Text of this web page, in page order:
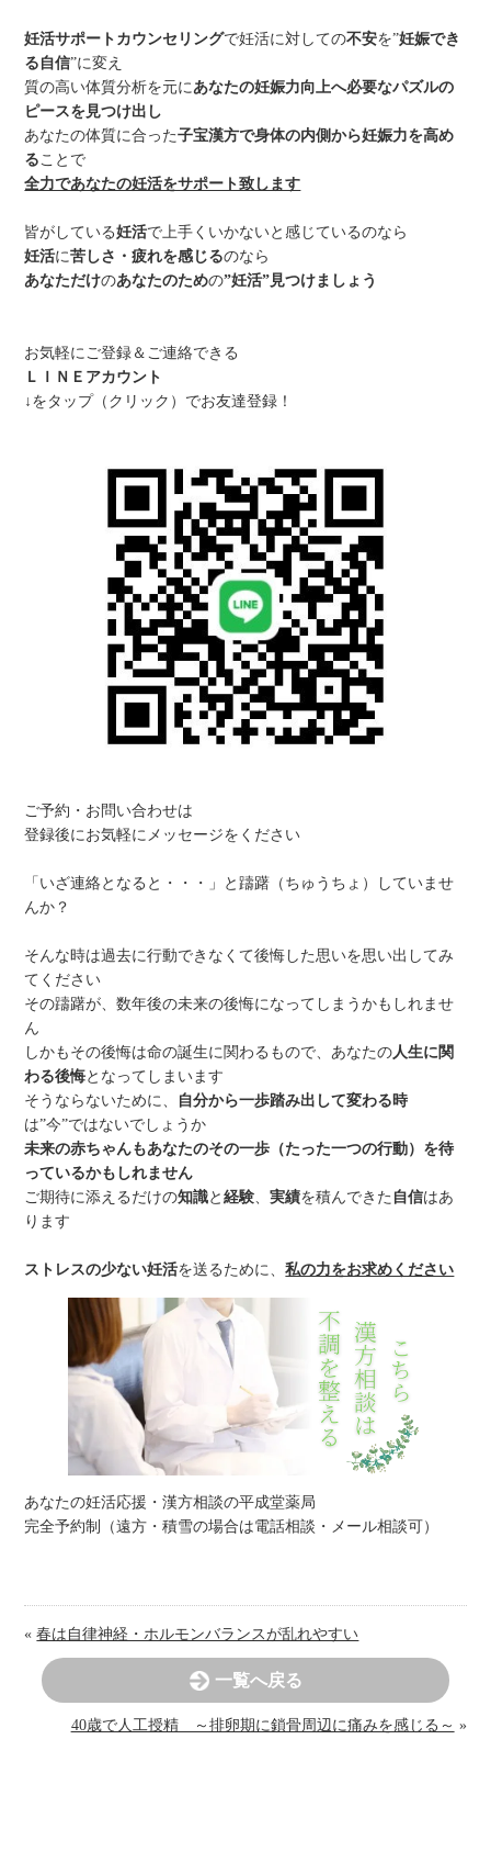
妊活サポートカウンセリングで妊活に対しての不安を”妊娠でき
る自信”に変え
質の高い体質分析を元に あなたの妊娠力向上へ必要なパズルの
ピースを見つけ出し
あなたの体質に合った子宝漢方で身体の内側から妊娠力を高め
る ことで
全力であなたの妊活をサポート致します
皆がしている妊活で上手くいかないと感じているのなら
妊活に苦しさ・疲れを感じるのなら
あなただけのあなたのための”妊活”見つけましょう
お気軽にご登録＆ご連絡できる
ＬＩＮＥアカウント
↓をタップ（クリック）でお友達登録！
ご予約・お問い合わせは
登録後にお気軽にメッセージをください
「いざ連絡となると・・・」と躊躇（ちゅうちょ）していませ
んか？
そんな時は過去に行動できなくて後悔した思いを思い出してみ
てください
その躊躇が、数年後の未来の後悔になってしまうかもしれませ
ん
しかもその後悔は命の誕生に関わるもので、あなたの人生に関
わる後悔となってしまいます
そうならないために、
自分から一歩踏み出して変わる時
は”今”ではないでしょうか
未来の赤ちゃんもあなたのその一歩（たった一つの行動）を待
っているかもしれません
ご期待に添えるだけの知識と経験、実績を積んできた 自信はあ
ります
ストレスの少ない妊活を送るために、私の力をお求めください
あなたの妊活応援・漢方相談の平成堂薬局
完全予約制（遠方・積雪の場合は電話相談・メール相談可）
«春は自律神経・ホルモンバランスが乱れやすい
一覧へ戻る
40歳で人工授精 ～排卵期に鎖骨周辺に痛みを感じる～ »